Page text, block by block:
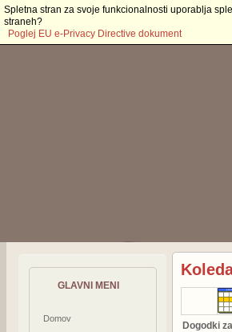
GLAVNI MENI
Domov
Dogodki za
Spletna stran za svoje funkcionalnosti uporablja
straneh?
Poglej EU e-Privacy Directive dokument